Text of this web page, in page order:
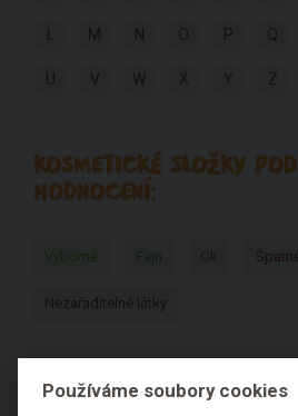
L M N O P Q
U V W X Y Z
KOSMETICKÉ SLOŽKY
HODNOCENÍ:
Výborné Fajn Ok
Nezařaditelné látky
Používáme soubory cookies